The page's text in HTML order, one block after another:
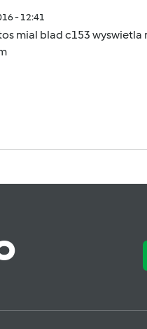
- 12:41
mial blad c153